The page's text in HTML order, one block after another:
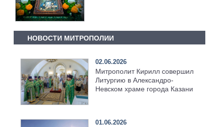
НОВОСТИ МИТРОПОЛИИ
02.06.2026
Митрополит Кирилл совершил
Литургию в Александро-
Невском храме города Казани
01.06.2026